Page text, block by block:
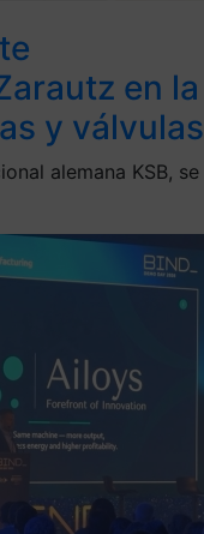
en la
y válvulas
alemana KSB, se